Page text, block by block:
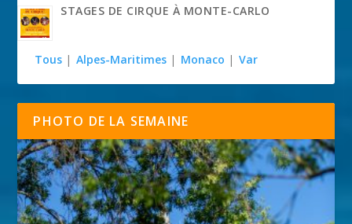
STAGES DE CIRQUE À MONTE-CARLO
Tous | Alpes-Maritimes | Monaco | Var
PHOTO DE LA SEMAINE